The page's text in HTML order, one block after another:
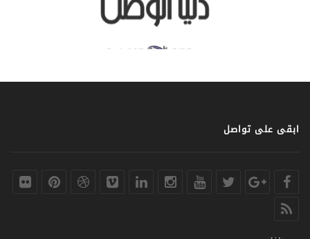
ابقى على تواصل